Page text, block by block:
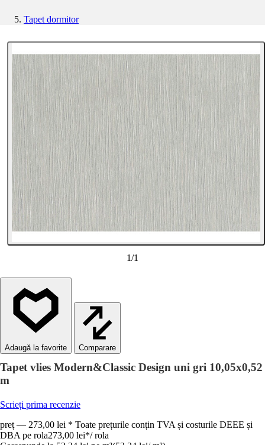
Tapet dormitor
1/1
Comparare
Tapet vlies Modern&Classic Design uni gri 10,05x0,52
m
Scrieți prima recenzie
preț — 273,00 lei * Toate prețurile conțin TVA și costurile DEEE și
DBA pe rola273,00 lei*/ rola